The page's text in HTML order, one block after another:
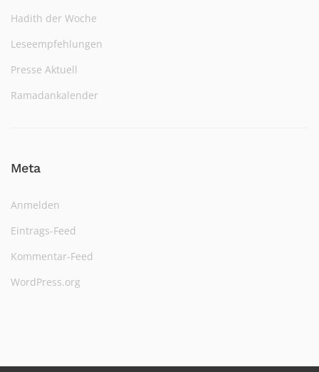
Hadith der Woche
Leseempfehlungen
Presse Aktuell
Ramadankalender
Meta
Anmelden
Eintrags-Feed
Kommentar-Feed
WordPress.org